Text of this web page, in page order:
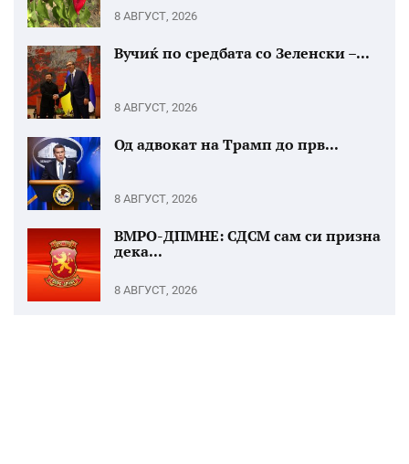
8 АВГУСТ, 2026
Вучиќ по средбата со Зеленски –...
8 АВГУСТ, 2026
Од адвокат на Трамп до прв...
8 АВГУСТ, 2026
ВМРО-ДПМНЕ: СДСМ сам си призна
дека...
8 АВГУСТ, 2026